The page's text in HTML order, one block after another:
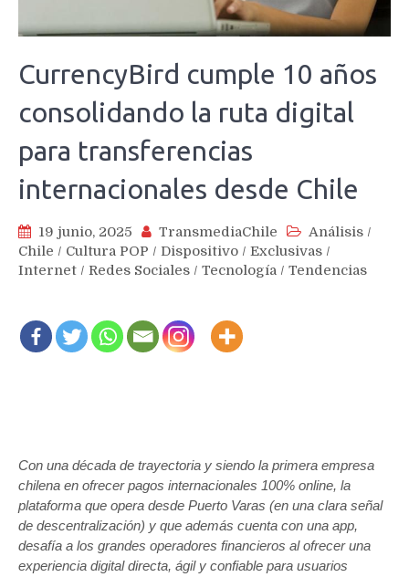
CurrencyBird cumple 10 años
consolidando la ruta digital
para transferencias
internacionales desde Chile
19 junio, 2025 TransmediaChile Análisis /
Chile / Cultura POP / Dispositivo / Exclusivas /
Internet / Redes Sociales / Tecnología / Tendencias
Con una década de trayectoria y siendo la primera empresa
chilena en ofrecer pagos internacionales 100% online, la
plataforma que opera desde Puerto Varas (en una clara señal
de descentralización) y que además cuenta con una app,
desafía a los grandes operadores financieros al ofrecer una
experiencia digital directa, ágil y confiable para usuarios